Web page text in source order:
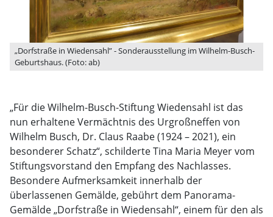
„Dorfstraße in Wiedensahl” - Sonderausstellung im Wilhelm-Busch-
Geburtshaus. (Foto: ab)
„Für die Wilhelm-Busch-Stiftung Wiedensahl ist das
nun erhaltene Vermächtnis des Urgroßneffen von
Wilhelm Busch, Dr. Claus Raabe (1924 – 2021), ein
besonderer Schatz“, schilderte Tina Maria Meyer vom
Stiftungsvorstand den Empfang des Nachlasses.
Besondere Aufmerksamkeit innerhalb der
überlassenen Gemälde, gebührt dem Panorama-
Gemälde „Dorfstraße in Wiedensahl“, einem für den als